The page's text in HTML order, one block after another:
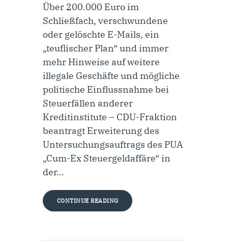
Über 200.000 Euro im
Schließfach, verschwundene
oder gelöschte E-Mails, ein
„teuflischer Plan“ und immer
mehr Hinweise auf weitere
illegale Geschäfte und mögliche
politische Einflussnahme bei
Steuerfällen anderer
Kreditinstitute – CDU-Fraktion
beantragt Erweiterung des
Untersuchungsauftrags des PUA
„Cum-Ex Steuergeldaffäre“ in
der…
CONTINUE READING